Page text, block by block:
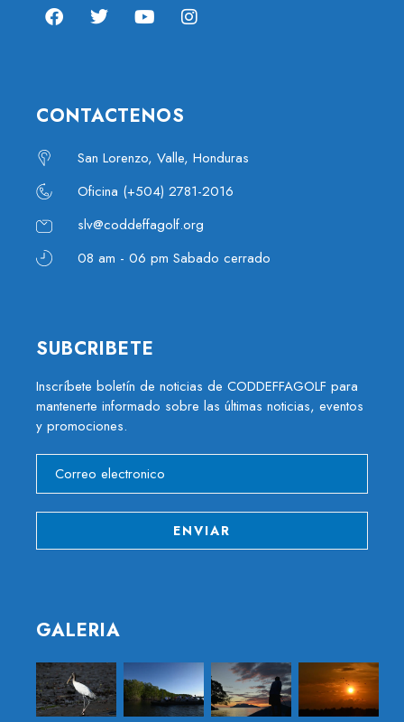
CONTACTENOS
San Lorenzo, Valle, Honduras
Oficina (+504) 2781-2016
slv@coddeffagolf.org
08 am - 06 pm Sabado cerrado
SUBCRIBETE
Inscríbete boletín de noticias de CODDEFFAGOLF para
mantenerte informado sobre las últimas noticias, eventos
y promociones.
GALERIA